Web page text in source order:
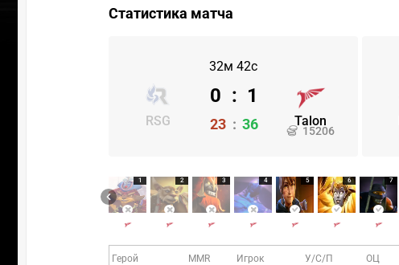
Статистика матча
32м 42с
RSG Talon
15206
0 : 1
23 : 36
1 2 3 4 5 6 7
Герой MMR Игрок У/С/П ОЦ